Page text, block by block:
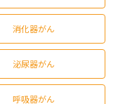
消化器がん
泌尿器がん
呼吸器がん